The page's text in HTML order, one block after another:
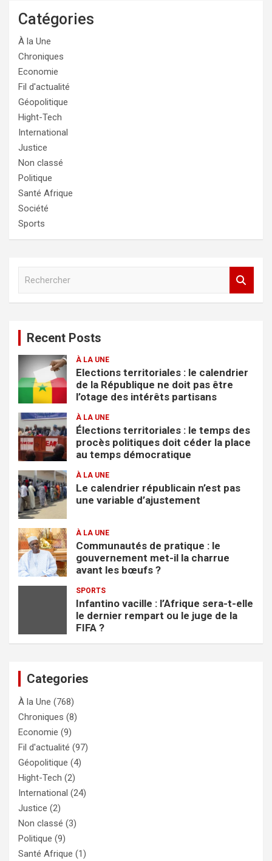
Catégories
À la Une
Chroniques
Economie
Fil d'actualité
Géopolitique
Hight-Tech
International
Justice
Non classé
Politique
Santé Afrique
Société
Sports
c
h
r
Recent Posts
À LA UNE
Elections territoriales : le calendrier
de la République ne doit pas être
l’otage des intérêts partisans
À LA UNE
Élections territoriales : le temps des
procès politiques doit céder la place
au temps démocratique
À LA UNE
Le calendrier républicain n’est pas
une variable d’ajustement
À LA UNE
Communautés de pratique : le
gouvernement met-il la charrue
avant les bœufs ?
SPORTS
Infantino vacille : l’Afrique sera-t-elle
le dernier rempart ou le juge de la
FIFA ?
Categories
À la Une (768)
Chroniques (8)
Economie (9)
Fil d'actualité (97)
Géopolitique (4)
Hight-Tech (2)
International (24)
Justice (2)
Non classé (3)
Politique (9)
Santé Afrique (1)